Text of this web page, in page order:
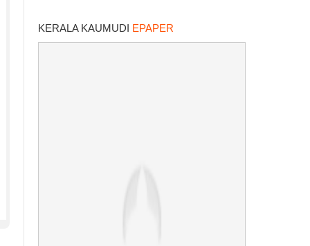
KERALA KAUMUDI EPAPER